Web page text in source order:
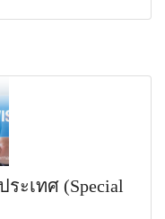
ะเทศ (Special